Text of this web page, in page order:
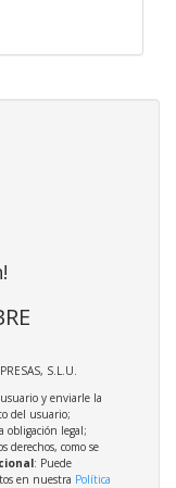
S.L.U.
y enviarle la
del usuario;
obligación legal;
derechos, como se
: Puede
en nuestra Política